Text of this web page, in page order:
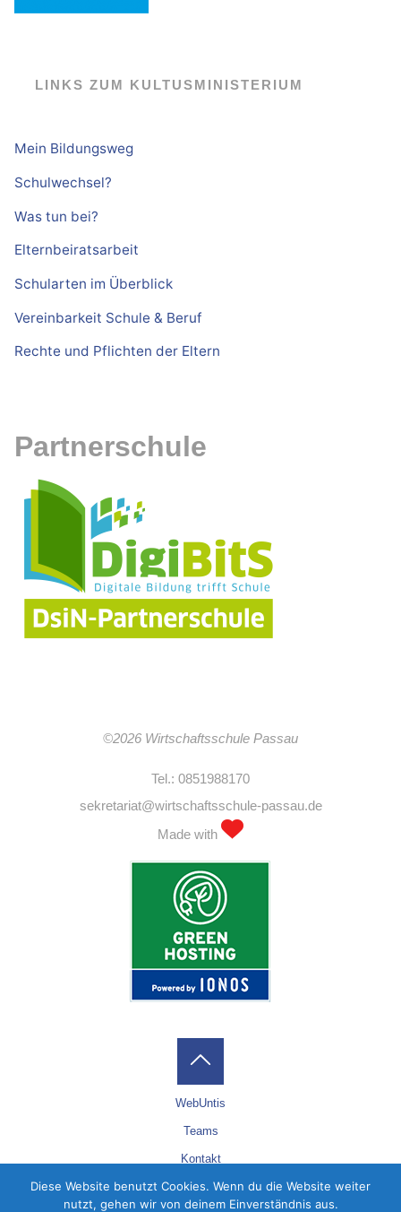
LINKS ZUM KULTUSMINISTERIUM
Mein Bildungsweg
Schulwechsel?
Was tun bei?
Elternbeiratsarbeit
Schularten im Überblick
Vereinbarkeit Schule & Beruf
Rechte und Pflichten der Eltern
Partnerschule
©2026 Wirtschaftsschule Passau
Tel.: 0851988170
sekretariat@wirtschaftsschule-passau.de
Made with
WebUntis
Teams
Kontakt
Datenschutz
Diese Website benutzt Cookies. Wenn du die Website weiter
nutzt, gehen wir von deinem Einverständnis aus.